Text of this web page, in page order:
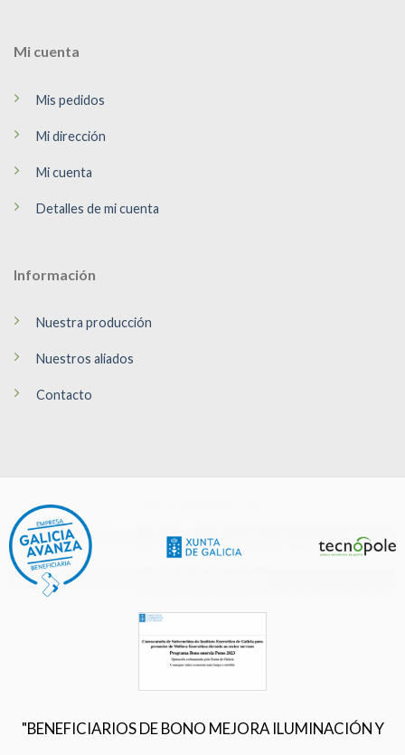
Mi cuenta
Mis pedidos
Mi dirección
Mi cuenta
Detalles de mi cuenta
Información
Nuestra producción
Nuestros aliados
Contacto
"BENEFICIARIOS DE BONO MEJORA ILUMINACIÓN Y